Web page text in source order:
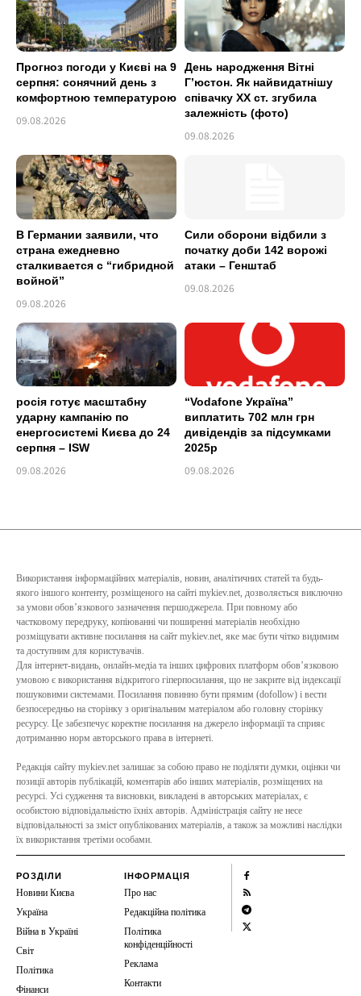
Прогноз погоди у Києві на 9
серпня: сонячний день з
комфортною температурою
09.08.2026
День народження Вітні
Гʼюстон. Як найвидатнішу
співачку ХХ ст. згубила
залежність (фото)
09.08.2026
В Германии заявили, что
страна ежедневно
сталкивается с “гибридной
войной”
09.08.2026
Сили оборони відбили з
початку доби 142 ворожі
атаки – Генштаб
09.08.2026
росія готує масштабну
ударну кампанію по
енергосистемі Києва до 24
серпня – ISW
09.08.2026
“Vodafone Україна”
виплатить 702 млн грн
дивідендів за підсумками
2025р
09.08.2026
Використання інформаційних матеріалів, новин, аналітичних статей та будь-
якого іншого контенту, розміщеного на сайті mykiev.net, дозволяється виключно
за умови обов’язкового зазначення першоджерела. При повному або
частковому передруку, копіюванні чи поширенні матеріалів необхідно
розміщувати активне посилання на сайт mykiev.net, яке має бути чітко видимим
та доступним для користувачів.
Для інтернет-видань, онлайн-медіа та інших цифрових платформ обов’язковою
умовою є використання відкритого гіперпосилання, що не закрите від індексації
пошуковими системами. Посилання повинно бути прямим (dofollow) і вести
безпосередньо на сторінку з оригінальним матеріалом або головну сторінку
ресурсу. Це забезпечує коректне посилання на джерело інформації та сприяє
дотриманню норм авторського права в інтернеті.
Редакція сайту mykiev.net залишає за собою право не поділяти думки, оцінки чи
позиції авторів публікацій, коментарів або інших матеріалів, розміщених на
ресурсі. Усі судження та висновки, викладені в авторських матеріалах, є
особистою відповідальністю їхніх авторів. Адміністрація сайту не несе
відповідальності за зміст опублікованих матеріалів, а також за можливі наслідки
їх використання третіми особами.
РОЗДІЛИ
Новини Києва
Україна
Війна в Україні
Світ
Політика
Фінанси
ІНФОРМАЦІЯ
Про нас
Редакційна політика
Політика
конфіденційності
Реклама
Контакти